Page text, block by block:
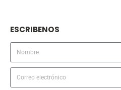
ESCRIBENOS